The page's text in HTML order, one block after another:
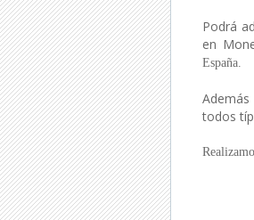
Podrá
en
España.
todos